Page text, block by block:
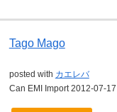
Tago Mago
posted with カエレバ
Can EMI Import 2012-07-17